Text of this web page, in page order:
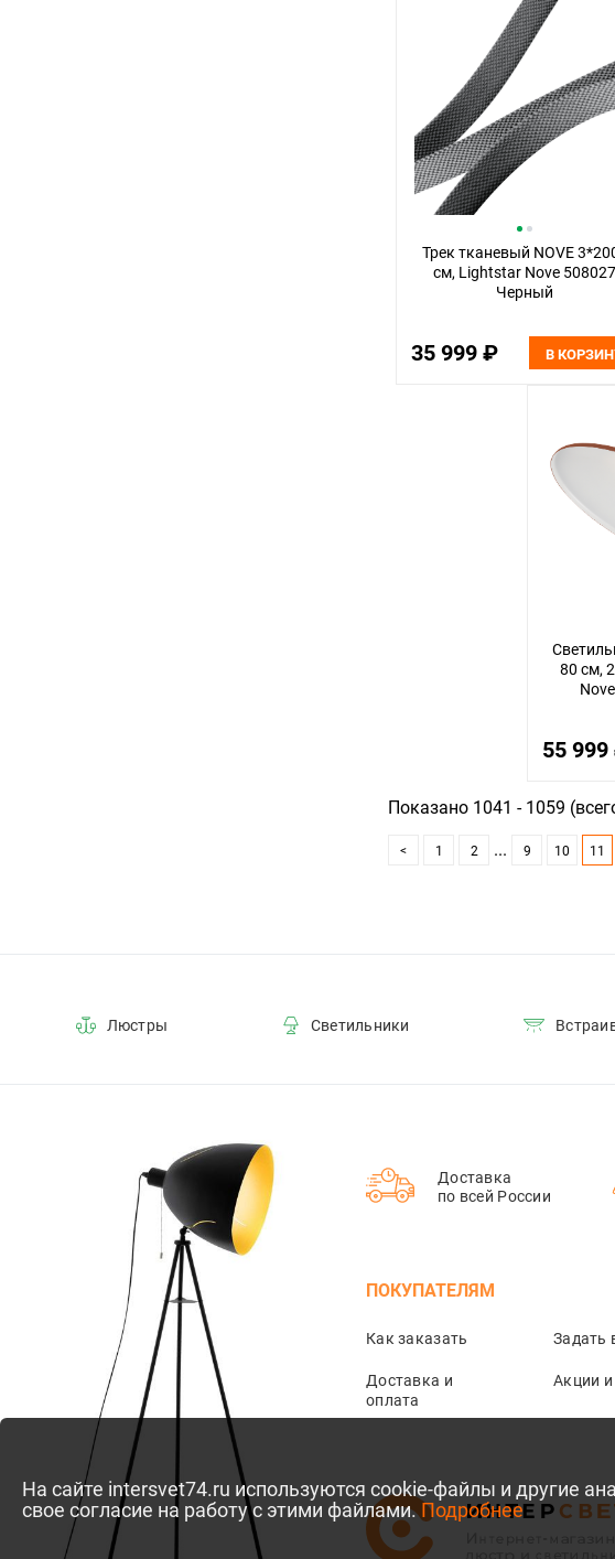
26
1,5
38
53
63
Трек тканевый NOVE
см, Lightstar Nove 508027
Черный
35 999 ₽ В
80 см,
55
Показано 1041 - 1059
< 1 2 ... 9 10 11
Люстры Светильники
Доставка
по всей России
ПОКУПАТЕЛЯМ
Как заказать Задать
Доставка и
оплата
Акции
На сайте intersvet74.ru используются cookie-файлы и другие
свое согласие на работу с этими файлами.Подробнее